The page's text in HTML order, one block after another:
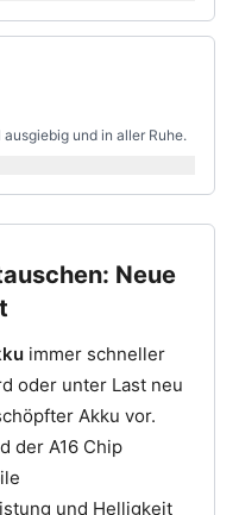
und in aller Ruhe.
Neue
immer schneller
oder unter Last neu
Akku vor.
der A16 Chip
und Helligkeit